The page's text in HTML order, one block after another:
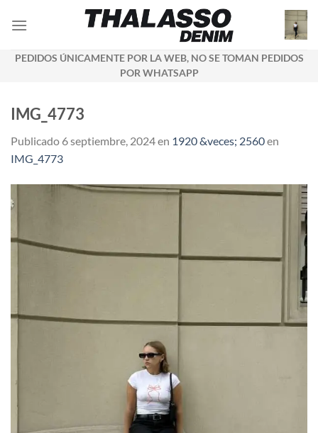
PEDIDOS ÚNICAMENTE POR LA WEB, NO SE TOMAN PEDIDOS
POR WHATSAPP
IMG_4773
Publicado 6 septiembre, 2024en 1920 &veces; 2560en
IMG_4773